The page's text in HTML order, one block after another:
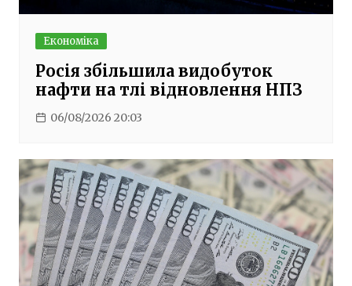
Економіка
Росія збільшила видобуток
нафти на тлі відновлення НПЗ
06/08/2026 20:03